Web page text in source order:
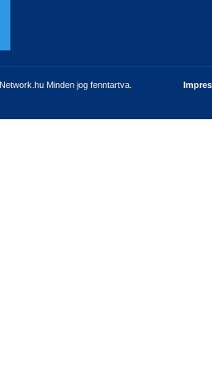
Minden jog fenntartva.